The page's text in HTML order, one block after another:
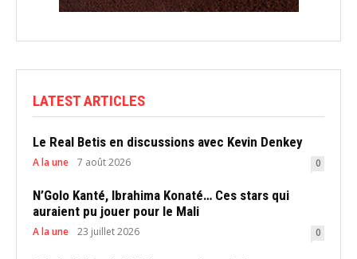
LATEST ARTICLES
Le Real Betis en discussions avec Kevin Denkey
A la une 7 août 2026 0
N’Golo Kanté, Ibrahima Konaté… Ces stars qui
auraient pu jouer pour le Mali
A la une 23 juillet 2026 0